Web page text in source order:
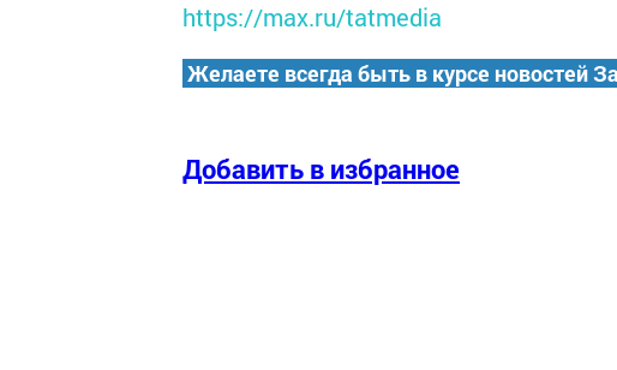
https://max.ru/tatmedia
Желаете всегда быть в курсе новостей
Добавить в избранное